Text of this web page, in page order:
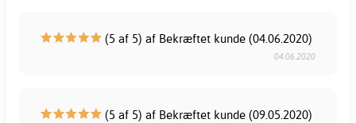
(5 af 5) af Bekræftet kunde (04.06.2020)
04.06.2020
(5 af 5) af Bekræftet kunde (09.05.2020)